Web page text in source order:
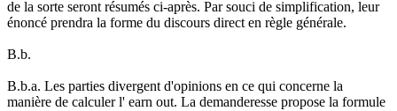
de la sorte seront résumés ci-après. Par souci de simplification, leur
énoncé prendra la forme du discours direct en règle générale.
B.b.
B.b.a. Les parties divergent d'opinions en ce qui concerne la
manière de calculer l' earn out. La demanderesse propose la formule